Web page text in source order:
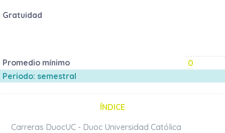
Gratuidad
Promedio mínimo
0
Periodo: semestral
ÍNDICE
Carreras DuocUC - Duoc Universidad Católica